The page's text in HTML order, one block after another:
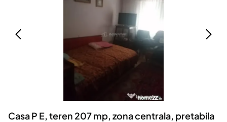
Animale de companie
Afaceri și echipamente profesionale
Inchiriere Bunuri si Vehicule
Utilaje agricole si industriale
Dacia Duster
Casa P E, teren 207 mp, zona centrala, pretabila